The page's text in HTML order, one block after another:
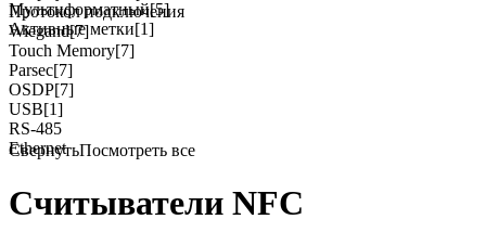
Мультиформатный[5]
Активные метки[1]
Протокол подключения
Wiegand[7]
Touch Memory[7]
Parsec[7]
OSDP[7]
USB[1]
RS-485
Ethernet
СвернутьПосмотреть все
Считыватели NFC